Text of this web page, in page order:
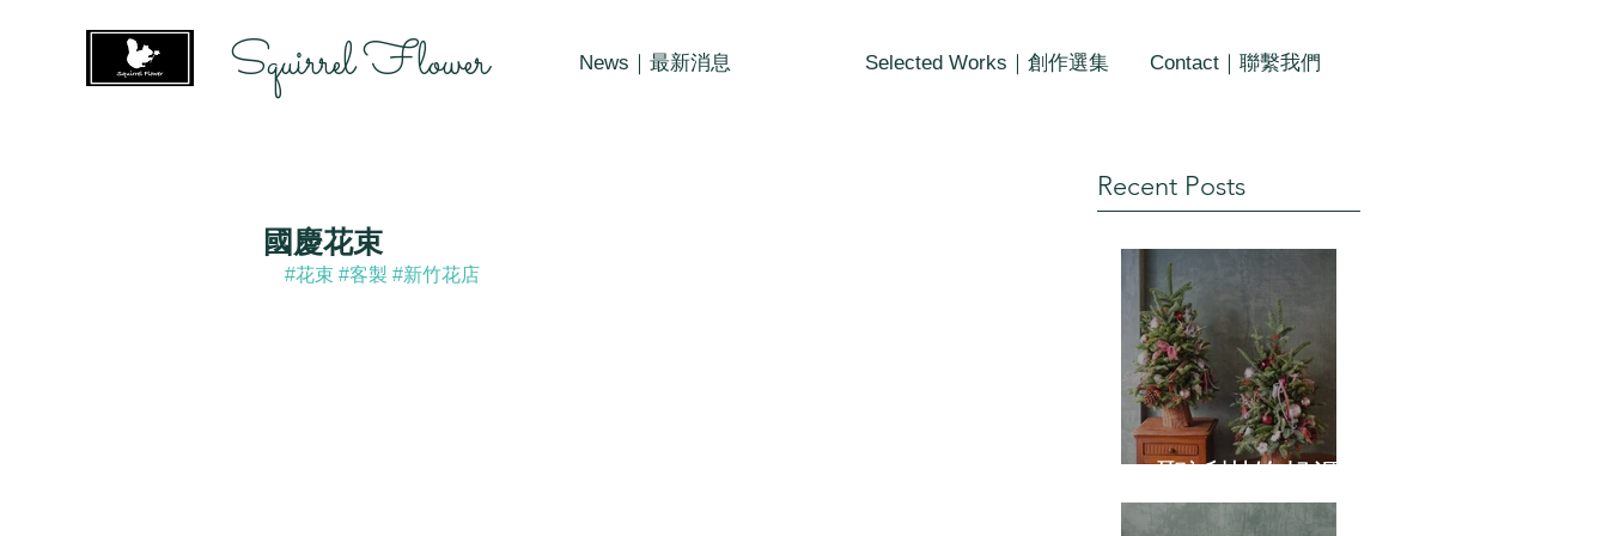
Squirrel Flower News｜最新消息 Selected Works｜創作選集 Contact｜聯繫我們
國慶花束
#花束 #客製 #新竹花店
Recent Posts
聖誕樹的起源